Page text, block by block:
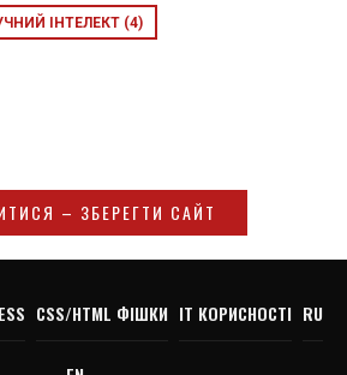
ІНТЕЛЕКТ (4)
– ЗБЕРЕГТИ САЙТ
CSS/HTML ФІШКИ IT КОРИСНОСТІ RU